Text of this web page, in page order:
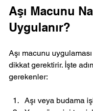
Aşı Macunu
Uygulanır?
Aşı macunu
dikkat gerektirir. İşte
gerekenler:
Aşı veya budama